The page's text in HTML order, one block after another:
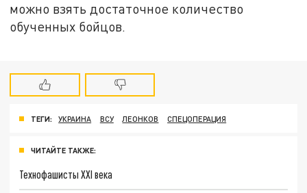
можно взять достаточное количество
обученных бойцов.
ТЕГИ: УКРАИНА ВСУ ЛЕОНКОВ СПЕЦОПЕРАЦИЯ
ЧИТАЙТЕ ТАКЖЕ:
Технофашисты XXI века